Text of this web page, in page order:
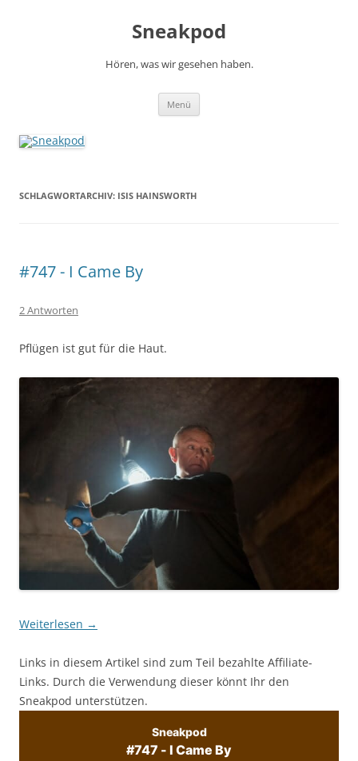
Sneakpod
Hören, was wir gesehen haben.
Menü
SCHLAGWORTARCHIV: ISIS HAINSWORTH
#747 - I Came By
2 Antworten
Pflügen ist gut für die Haut.
Weiterlesen →
Links in diesem Artikel sind zum Teil bezahlte Affiliate-
Links. Durch die Verwendung dieser könnt Ihr den
Sneakpod unterstützen.